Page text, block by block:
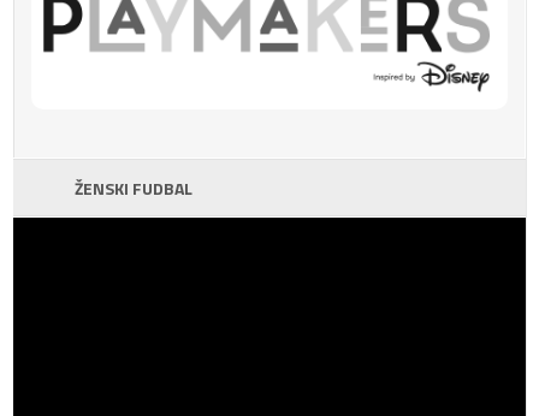
ŽENSKI FUDBAL